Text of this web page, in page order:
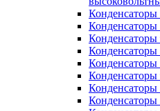
Конденсаторы
Конденсаторы
Конденсаторы
Конденсаторы
Конденсаторы